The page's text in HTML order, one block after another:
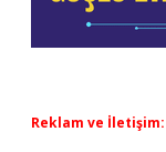
Reklam ve İletişim: